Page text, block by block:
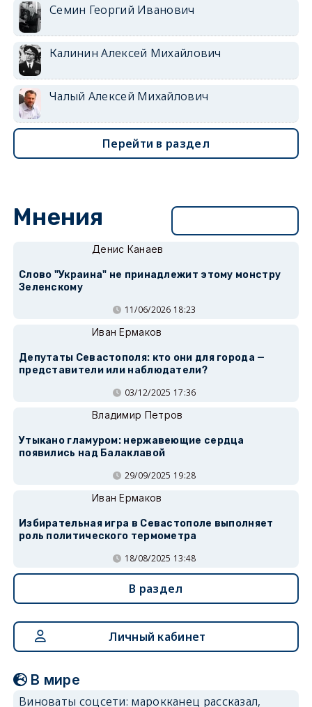
Семин Георгий Иванович
Калинин Алексей Михайлович
Чалый Алексей Михайлович
Перейти в раздел
Мнения
Денис Канаев
Слово "Украина" не принадлежит этому монстру
Зеленскому
11/06/2026 18:23
Иван Ермаков
Депутаты Севастополя: кто они для города —
представители или наблюдатели?
03/12/2025 17:36
Владимир Петров
Утыкано гламуром: нержавеющие сердца
появились над Балаклавой
29/09/2025 19:28
Иван Ермаков
Избирательная игра в Севастополе выполняет
роль политического термометра
18/08/2025 13:48
В раздел
Личный кабинет
В мире
Виноваты соцсети: марокканец рассказал,